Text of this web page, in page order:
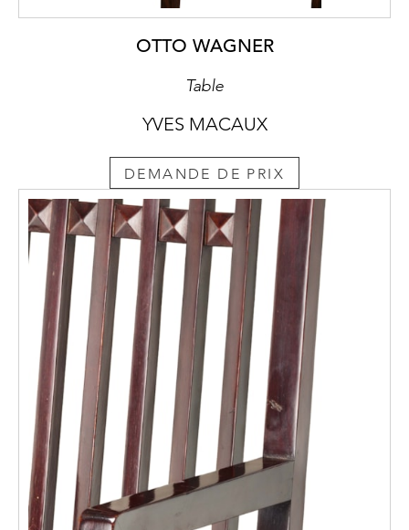
OTTO WAGNER
Table
YVES MACAUX
DEMANDE DE PRIX